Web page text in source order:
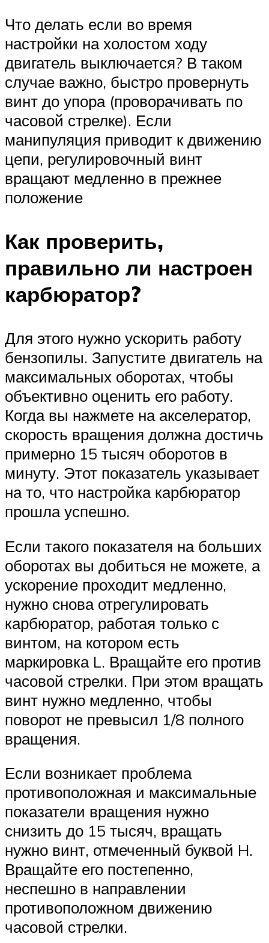
Что делать если во время
настройки на холостом ходу
двигатель выключается? В таком
случае важно, быстро провернуть
винт до упора (проворачивать по
часовой стрелке). Если
манипуляция приводит к движению
цепи, регулировочный винт
вращают медленно в прежнее
положение
Как проверить,
правильно ли настроен
карбюратор?
Для этого нужно ускорить работу
бензопилы. Запустите двигатель на
максимальных оборотах, чтобы
объективно оценить его работу.
Когда вы нажмете на акселератор,
скорость вращения должна достичь
примерно 15 тысяч оборотов в
минуту. Этот показатель указывает
на то, что настройка карбюратор
прошла успешно.
Если такого показателя на больших
оборотах вы добиться не можете, а
ускорение проходит медленно,
нужно снова отрегулировать
карбюратор, работая только с
винтом, на котором есть
маркировка L. Вращайте его против
часовой стрелки. При этом вращать
винт нужно медленно, чтобы
поворот не превысил 1/8 полного
вращения.
Если возникает проблема
противоположная и максимальные
показатели вращения нужно
снизить до 15 тысяч, вращать
нужно винт, отмеченный буквой H.
Вращайте его постепенно,
неспешно в направлении
противоположном движению
часовой стрелки.